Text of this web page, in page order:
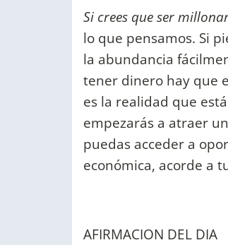
Si crees que ser
lo que pensamos. Si
la abundancia
tener dinero hay que
es la realidad que
empezarás a atraer
puedas acceder a
económica, acorde a
AFIRMACION DEL DIA